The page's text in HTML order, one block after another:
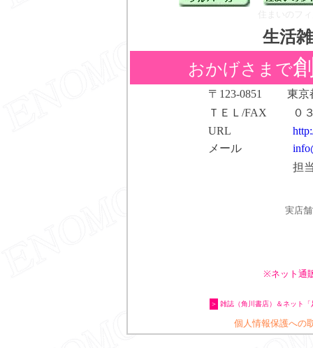
生活雑
おかげさまで
〒123-0851 東京
ＴＥＬ/FAX
０
URL
メール
担
実店
※ネット通
＞ 雑誌（角川書店）＆ネット「
個人情報保護への